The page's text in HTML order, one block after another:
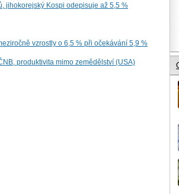
jihokorejský Kospi odepisuje až 5,5 %
vzrostly o 6,5 % při očekávání 5,9 %
produktivita mimo zemědělství (USA)